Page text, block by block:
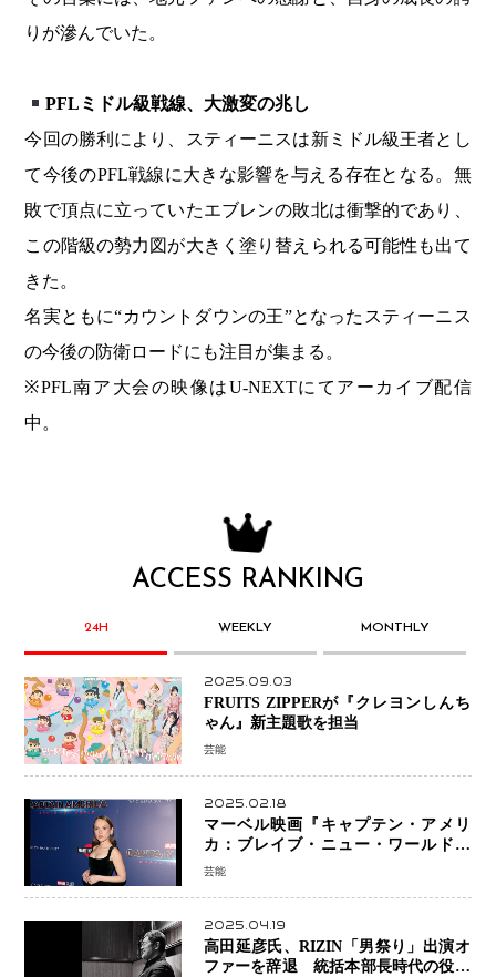
りが滲んでいた。
PFLミドル級戦線、大激変の兆し
今回の勝利により、スティーニスは新ミドル級王者とし
て今後のPFL戦線に大きな影響を与える存在となる。無
敗で頂点に立っていたエブレンの敗北は衝撃的であり、
この階級の勢力図が大きく塗り替えられる可能性も出て
きた。
名実ともに“カウントダウンの王”となったスティーニス
の今後の防衛ロードにも注目が集まる。
※PFL南ア大会の映像はU-NEXTにてアーカイブ配信
中。
ACCESS RANKING
24H WEEKLY MONTHLY
2025.09.03
FRUITS ZIPPERが『クレヨンしんち
ゃん』新主題歌を担当
芸能
2025.02.18
マーベル映画『キャプテン・アメリ
カ：ブレイブ・ニュー・ワールド』
新ブラック・ウィドウ役のシラ・ハー
芸能
2025.04.19
高田延彦氏、RIZIN「男祭り」出演オ
ファーを辞退 統括本部長時代の役目